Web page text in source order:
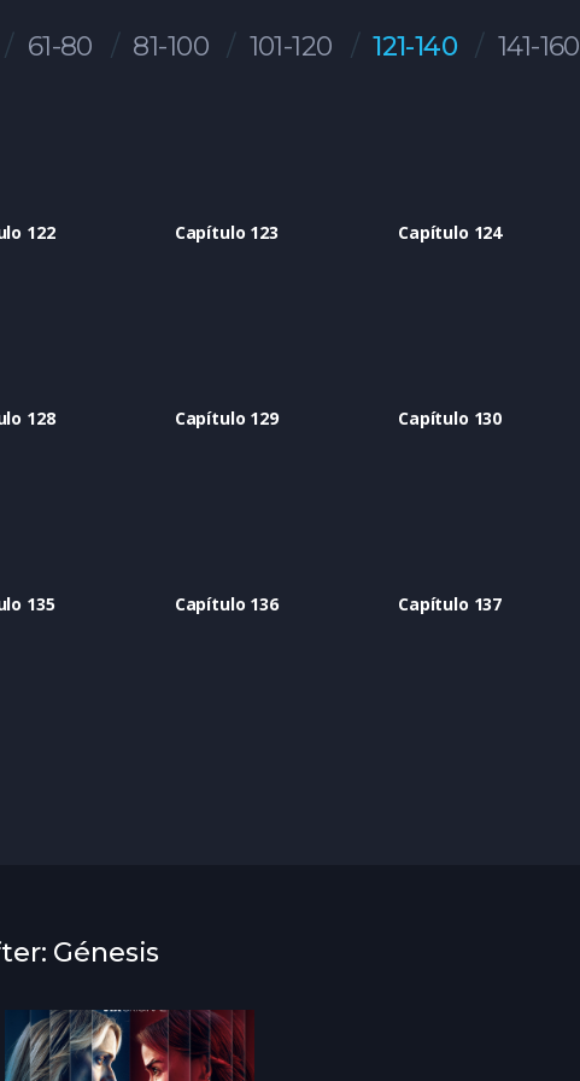
61-80 81-100 101-120 121-140 141-160
122 Capítulo 123 Capítulo 124
128 Capítulo 129 Capítulo 130
135 Capítulo 136 Capítulo 137
Génesis